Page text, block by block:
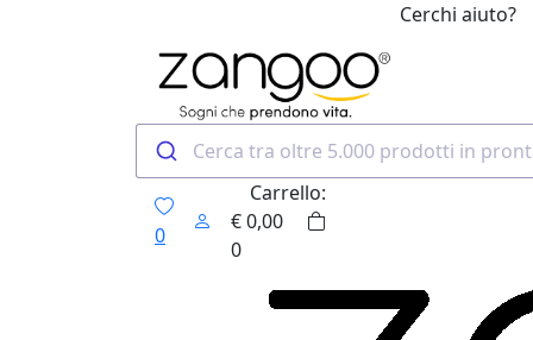
Cerchi aiuto?
0
Carrello:
€0,00
0